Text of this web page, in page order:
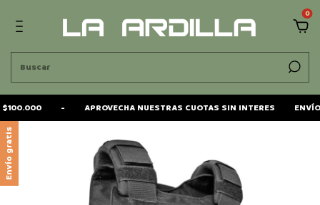
0
APROVECHA NUESTRAS CUOTAS SIN INTERES ENVÍO
Envío gratis